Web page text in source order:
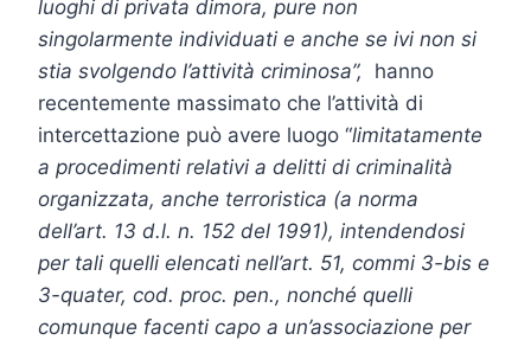
luoghi di privata dimora, pure non
singolarmente individuati e anche se ivi non si
stia svolgendo l’attività criminosa”, hanno
recentemente massimato che l’attività di
intercettazione può avere luogo “limitatamente
a procedimenti relativi a delitti di criminalità
organizzata, anche terroristica (a norma
dell’art. 13 d.l. n. 152 del 1991), intendendosi
per tali quelli elencati nell’art. 51, commi 3-bis e
3-quater, cod. proc. pen., nonché quelli
comunque facenti capo a un’associazione per